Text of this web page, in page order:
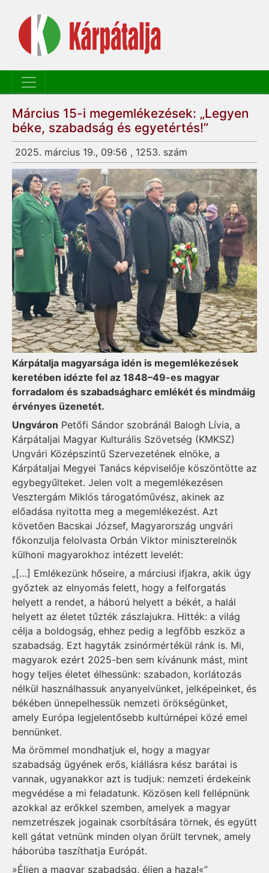
Március 15-i megemlékezések: „Legyen
béke, szabadság és egyetértés!”
2025. március 19., 09:56 , 1253. szám
Kárpátalja magyarsága idén is megemlékezések
keretében idézte fel az 1848–49-es magyar
forradalom és szabadságharc emlékét és mindmáig
érvényes üzenetét.
Ungváron Petőfi Sándor szobránál Balogh Lívia, a
Kárpátaljai Magyar Kulturális Szövetség (KMKSZ)
Ungvári Középszintű Szervezetének elnöke, a
Kárpátaljai Megyei Tanács képviselője köszöntötte az
egybegyűlteket. Jelen volt a megemlékezésen
Vesztergám Miklós tárogatóművész, akinek az
előadása nyitotta meg a megemlékezést. Azt
követően Bacskai József, Magyarország ungvári
főkonzulja felolvasta Orbán Viktor miniszterelnök
külhoni magyarokhoz intézett levelét:
„[…] Emlékezünk hőseire, a márciusi ifjakra, akik úgy
győztek az elnyomás felett, hogy a felforgatás
helyett a rendet, a háború helyett a békét, a halál
helyett az életet tűzték zászlajukra. Hitték: a világ
célja a boldogság, ehhez pedig a legfőbb eszköz a
szabadság. Ezt hagyták zsinórmértékül ránk is. Mi,
magyarok ezért 2025-ben sem kívánunk mást, mint
hogy teljes életet élhessünk: szabadon, korlátozás
nélkül használhassuk anyanyelvünket, jelképeinket, és
békében ünnepelhessük nemzeti örökségünket,
amely Európa legjelentősebb kultúrnépei közé emel
bennünket.
Ma örömmel mondhatjuk el, hogy a magyar
szabadság ügyének erős, kiállásra kész barátai is
vannak, ugyanakkor azt is tudjuk: nemzeti érdekeink
megvédése a mi feladatunk. Közösen kell fellépnünk
azokkal az erőkkel szemben, amelyek a magyar
nemzetrészek jogainak csorbítására törnek, és együtt
kell gátat vetnünk minden olyan őrült tervnek, amely
háborúba taszíthatja Európát.
»Éljen a magyar szabadság, éljen a haza!«”